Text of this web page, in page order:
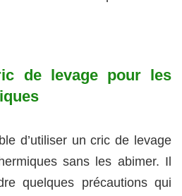
de levage pour les
d’utiliser un cric de levage
sans les abimer. Il
quelques précautions qui